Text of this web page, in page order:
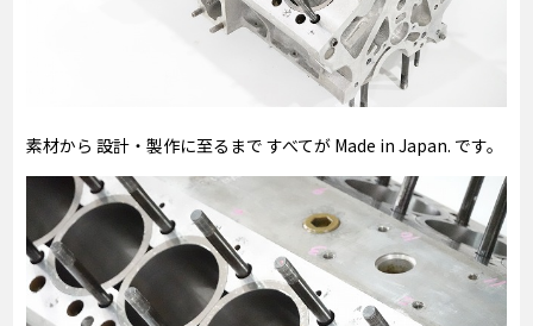
素材から 設計・製作に至るまで すべてが Made in Japan. です。